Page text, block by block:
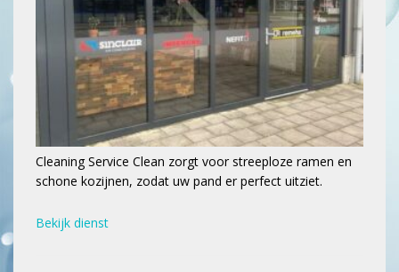
Cleaning Service Clean zorgt voor streeploze ramen en
schone kozijnen, zodat uw pand er perfect uitziet.
Bekijk dienst